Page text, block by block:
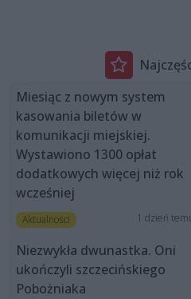
Miesiąc z nowym system
kasowania biletów w
komunikacji miejskiej.
Wystawiono 1300 opłat
dodatkowych więcej niż rok
wcześniej
Aktualności 1 dzień
Niezwykła dwunastka. Oni
ukończyli szczecińskiego
Pobożniaka